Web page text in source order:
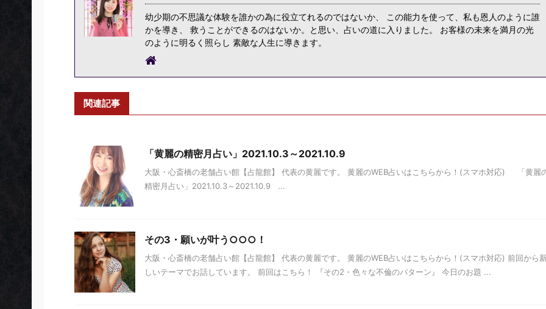
幼少期の不思議な体験を誰かの為に役立てれるのではないか、 この能力を使って、私も恩人のように誰
かを導き、 救うことができるのはないか。と思い、占いの道に入りました。 お客様の未来を満月の光
のように明るく照らし 素敵な人生に導きます。
関連記事
「黄麗の精密月占い」2021.10.3～2021.10.9
大阪・心斎橋の老舗占い館【占龍館】 代表の黄麗です。 黄麗のWEB占いはこちらから！(スマホ対応) 「黄麗
精密月占い」2021.10.3～2021.10.9 ...
その3・願いが叶う○○○！
大阪・心斎橋の老舗占い館【占龍館】 代表の黄麗です。 黄麗のWEB占いはこちらから！(スマホ対応) 前回から
しいテーマでお話しています。 前回はこちら！ 『その2・色々な不倫のパターン』 今日のお題 ...